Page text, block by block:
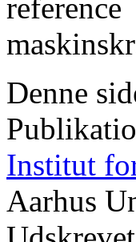
Denne
Institut
Aarhus